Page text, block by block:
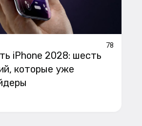
78
iPhone 2028: шесть
которые уже